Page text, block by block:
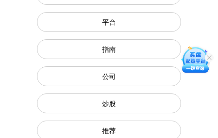
平台
指南
公司
炒股
推荐